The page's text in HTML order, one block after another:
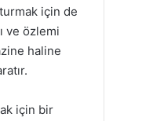
için de
ve özlemi
haline
için bir